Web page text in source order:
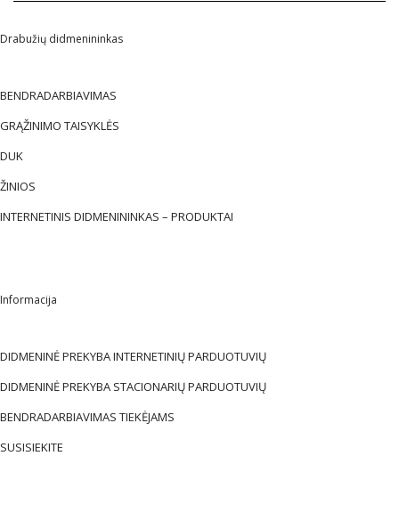
Drabužių didmenininkas
BENDRADARBIAVIMAS
GRĄŽINIMO TAISYKLĖS
DUK
ŽINIOS
INTERNETINIS DIDMENININKAS – PRODUKTAI
Informacija
DIDMENINĖ PREKYBA INTERNETINIŲ PARDUOTUVIŲ
DIDMENINĖ PREKYBA STACIONARIŲ PARDUOTUVIŲ
BENDRADARBIAVIMAS TIEKĖJAMS
SUSISIEKITE